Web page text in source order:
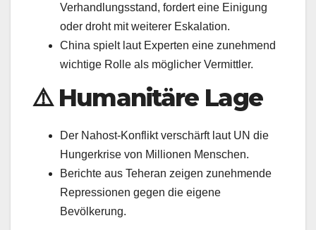
Verhandlungsstand, fordert eine Einigung
oder droht mit weiterer Eskalation.
China spielt laut Experten eine zunehmend
wichtige Rolle als möglicher Vermittler.
⚠️Humanitäre Lage
Der Nahost‑Konflikt verschärft laut UN die
Hungerkrise von Millionen Menschen.
Berichte aus Teheran zeigen zunehmende
Repressionen gegen die eigene
Bevölkerung.